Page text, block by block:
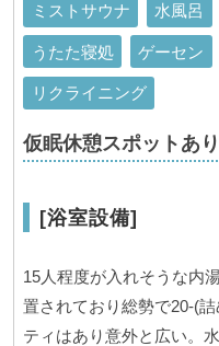
ミストサウナ 水風呂
うたた寝処 ゲーセン
リクライニング
仮眠休憩スポットあ
[浴室設備]
15人程度が入れそうな内
置されており総勢で20-(
ティはあり意外と広い。